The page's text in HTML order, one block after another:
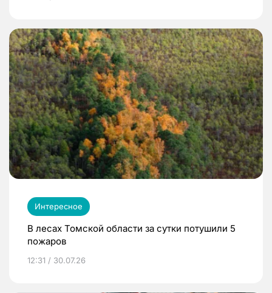
Интересное
В лесах Томской области за сутки потушили 5
пожаров
12:31 / 30.07.26